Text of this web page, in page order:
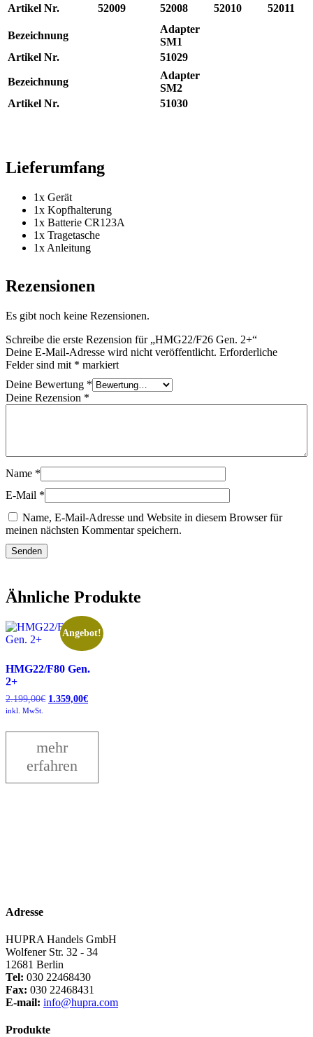
Artikel Nr.
52009 52008 52010 52011
Bezeichnung
Adapter
SM1
Artikel Nr.
51029
Bezeichnung
Adapter
SM2
Artikel Nr.
51030
Lieferumfang
1x Gerät
1x Kopfhalterung
1x Batterie CR123A
1x Tragetasche
1x Anleitung
Rezensionen
Es gibt noch keine Rezensionen.
Schreibe die erste Rezension für „HMG22/F26 Gen. 2+“
Deine E-Mail-Adresse wird nicht veröffentlicht. Erforderliche
Felder sind mit * markiert
Deine Bewertung *
Deine Rezension *
Name *
E-Mail *
Name, E-Mail-Adresse und Website in diesem Browser für
meinen nächsten Kommentar speichern.
Ähnliche Produkte
Angebot!
HMG22/F80 Gen.
2+
2.199,00€ Ursprünglicher
2.199,00€
1.359,00€
1.359,00€.
inkl. MwSt.
mehr
erfahren
Adresse
HUPRA Handels GmbH
Wolfener Str. 32 - 34
12681 Berlin
Tel: 030 22468430
Fax: 030 22468431
E-mail: info@hupra.com
Produkte